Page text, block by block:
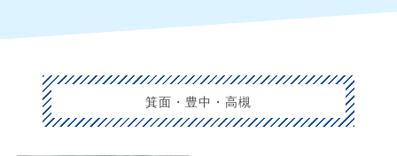
箕面・豊中・高槻